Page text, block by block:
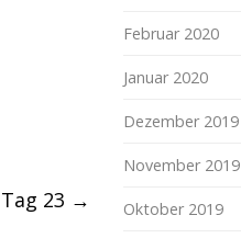
23 →
Februar 2020
Januar 2020
Dezember 2019
November 2019
Oktober 2019